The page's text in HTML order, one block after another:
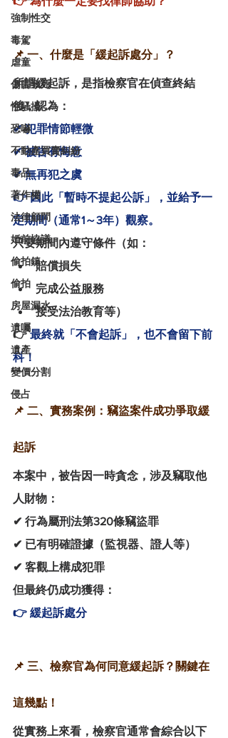
強制性交
毒駕
虐童
傷害致死
性騷擾
恐嚇
不動產買賣糾紛
毒品
著作權
法律顧問
婚前協議
偷拍鎮
偷拍
房屋漏水
遺囑
遺產
變價分割
侵占
📌 一、什麼是「緩起訴處分」？
所謂緩起訴，是指檢察官在偵查終結
後，認為：
✔ 犯罪情節輕微
✔ 被告有悔意
✔ 無再犯之虞
👉 因此「暫時不提起公訴」，並給予一
定期間（通常1～3年）觀察。
只要期間內遵守條件（如：
賠償損失
完成公益服務
接受法治教育等）
👉 最終就「不會起訴」，也不會留下前
科！
📌 二、實務案例：竊盜案件成功爭取緩
起訴
本案中，被告因一時貪念，涉及竊取他
人財物：
✔ 行為屬刑法第320條竊盜罪
✔ 已有明確證據（監視器、證人等）
✔ 客觀上構成犯罪
但最終仍成功獲得：
👉 緩起訴處分
📌 三、檢察官為何同意緩起訴？關鍵在
這幾點！
從實務上來看，檢察官通常會綜合以下